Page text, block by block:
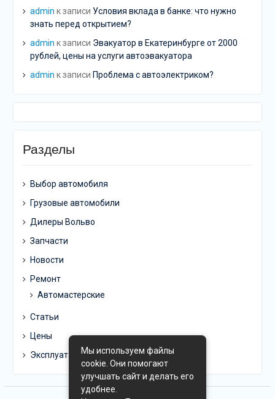
admin к записи Условия вклада в банке: что нужно
знать перед открытием?
admin к записи Эвакуатор в Екатеринбурге от 2000
рублей, цены на услуги автоэвакуатора
admin к записи Проблема с автоэлектриком?
Разделы
Выбор автомобиля
Грузовые автомобили
Дилеры Вольво
Запчасти
Новости
Ремонт
Автомастерские
Статьи
Цены
ЭксплуатацияМы используем файлы
cookie. Они помогают
улучшать сайт и делать его
удобнее.